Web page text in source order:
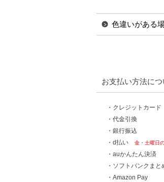
色違いがある
お支払い方法につ
・クレジットカード
・代金引換
・銀行振込
・d払い
金・土曜日
・auかんたん決済
・ソフトバンクま
・Amazon Pay